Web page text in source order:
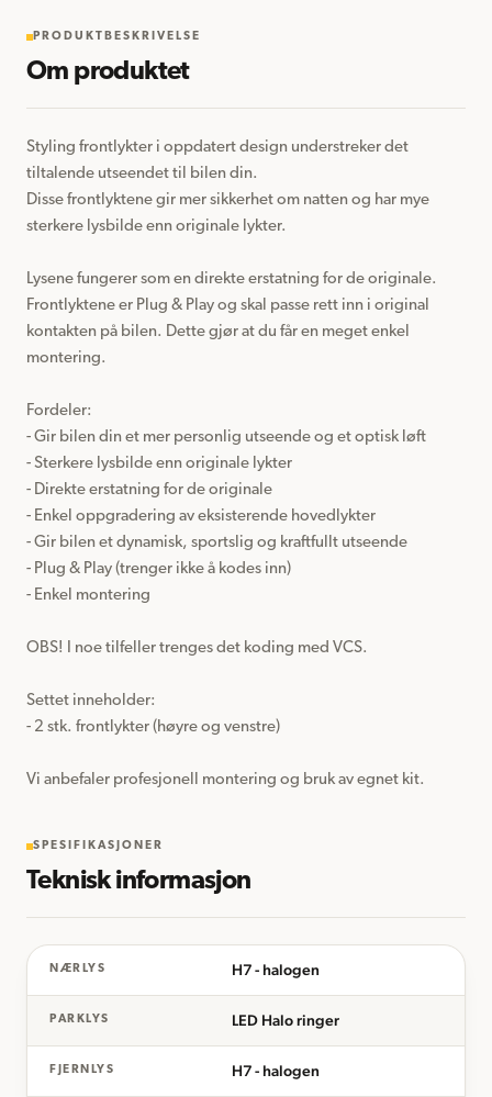
PRODUKTBESKRIVELSE
Om produktet
Styling frontlykter i oppdatert design understreker det
tiltalende utseendet til bilen din.
Disse frontlyktene gir mer sikkerhet om natten og har mye
sterkere lysbilde enn originale lykter.
Lysene fungerer som en direkte erstatning for de originale.
Frontlyktene er Plug & Play og skal passe rett inn i original
kontakten på bilen. Dette gjør at du får en meget enkel
montering.
Fordeler:
- Gir bilen din et mer personlig utseende og et optisk løft
- Sterkere lysbilde enn originale lykter
- Direkte erstatning for de originale
- Enkel oppgradering av eksisterende hovedlykter
- Gir bilen et dynamisk, sportslig og kraftfullt utseende
- Plug & Play (trenger ikke å kodes inn)
- Enkel montering
OBS! I noe tilfeller trenges det koding med VCS.
Settet inneholder:
- 2 stk. frontlykter (høyre og venstre)
Vi anbefaler profesjonell montering og bruk av egnet kit.
SPESIFIKASJONER
Teknisk informasjon
NÆRLYS H7 - halogen
PARKLYS LED Halo ringer
FJERNLYS H7 - halogen